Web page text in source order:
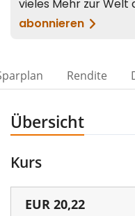
Rendite
Übersicht
Kurs
EUR 20,22